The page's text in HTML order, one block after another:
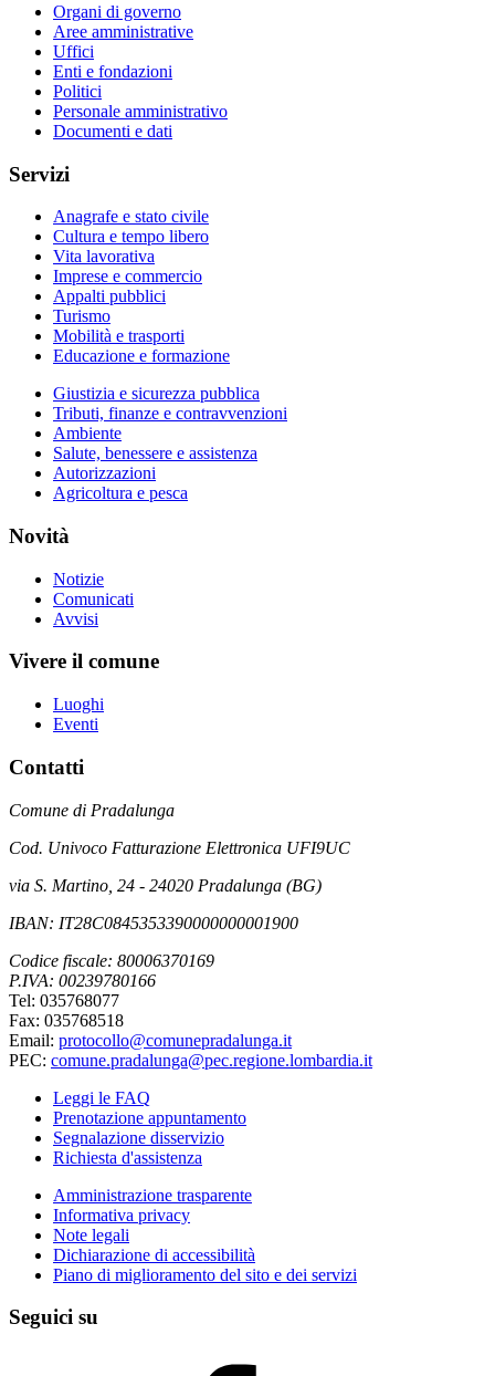
Organi di governo
Aree amministrative
Uffici
Enti e fondazioni
Politici
Personale amministrativo
Documenti e dati
Servizi
Anagrafe e stato civile
Cultura e tempo libero
Vita lavorativa
Imprese e commercio
Appalti pubblici
Turismo
Mobilità e trasporti
Educazione e formazione
Giustizia e sicurezza pubblica
Tributi, finanze e contravvenzioni
Ambiente
Salute, benessere e assistenza
Autorizzazioni
Agricoltura e pesca
Novità
Notizie
Comunicati
Avvisi
Vivere il comune
Luoghi
Eventi
Contatti
Comune di Pradalunga
Cod. Univoco Fatturazione Elettronica UFI9UC
via S. Martino, 24 - 24020 Pradalunga (BG)
IBAN: IT28C0845353390000000001900
Codice fiscale: 80006370169
P.IVA: 00239780166
Tel: 035768077
Fax: 035768518
Email: protocollo@comunepradalunga.it
PEC: comune.pradalunga@pec.regione.lombardia.it
Leggi le FAQ
Prenotazione appuntamento
Segnalazione disservizio
Richiesta d'assistenza
Amministrazione trasparente
Informativa privacy
Note legali
Dichiarazione di accessibilità
Piano di miglioramento del sito e dei servizi
Seguici su